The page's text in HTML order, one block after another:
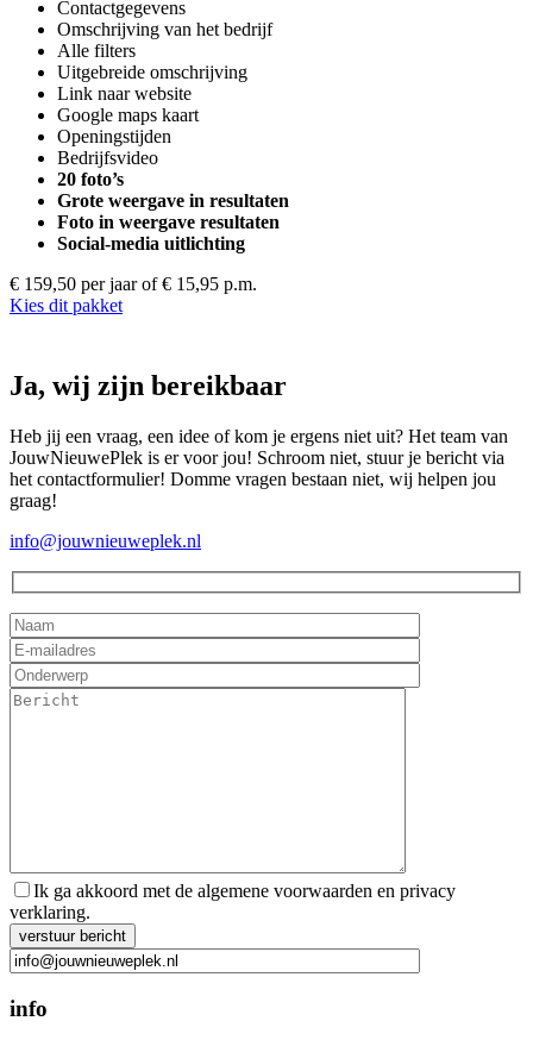
Contactgegevens
Omschrijving van het bedrijf
Alle filters
Uitgebreide omschrijving
Link naar website
Google maps kaart
Openingstijden
Bedrijfsvideo
20 foto’s
Grote weergave in resultaten
Foto in weergave resultaten
Social-media uitlichting
€ 159,50 per jaar of € 15,95 p.m.
Kies dit pakket
Ja, wij zijn bereikbaar
Heb jij een vraag, een idee of kom je ergens niet uit? Het team van
JouwNieuwePlek is er voor jou! Schroom niet, stuur je bericht via
het contactformulier! Domme vragen bestaan niet, wij helpen jou
graag!
info@jouwnieuweplek.nl
Ik ga akkoord met de algemene voorwaarden en privacy
verklaring.
Gelieve dit veld leeg te laten.
info